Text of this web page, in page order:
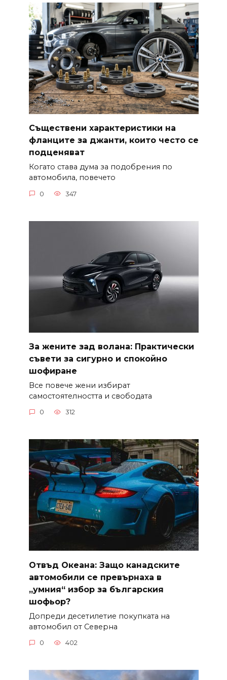
Съществени характеристики на
фланците за джанти, които често се
подценяват
Когато става дума за подобрения по
автомобила, повечето
0 347
За жените зад волана: Практически
съвети за сигурно и спокойно
шофиране
Все повече жени избират
самостоятелността и свободата
0 312
Отвъд Океана: Защо канадските
автомобили се превърнаха в
„умния“ избор за българския
шофьор?
Допреди десетилетие покупката на
автомобил от Северна
0 402